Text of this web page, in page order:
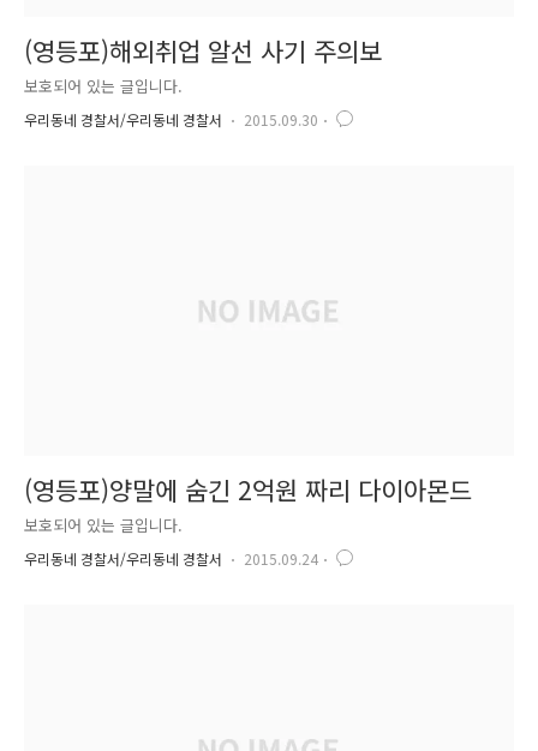
(영등포)해외취업 알선 사기 주의보
보호되어 있는 글입니다.
우리동네 경찰서/우리동네 경찰서 2015.09.30
(영등포)양말에 숨긴 2억원 짜리 다이아몬드
보호되어 있는 글입니다.
우리동네 경찰서/우리동네 경찰서 2015.09.24